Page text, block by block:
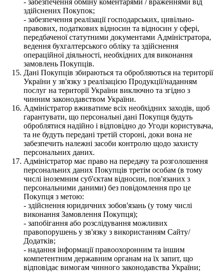
здійснених Покупок;
- забезпечення реалізації господарських, цивільно-
правових, податкових відносин та відносин у сфері,
передбаченої статутними документами Адміністратора,
ведення бухгалтерського обліку та здійснення
операційної діяльності, необхідних для виконання
замовлень Покупців.
Дані Покупців збираються та обробляються на території
України у зв'язку з реалізацією Продукції/наданням
послуг на території України виключно та згідно з
чинним законодавством України.
Адміністратор вживатиме всіх необхідних заходів, щоб
гарантувати, що персональні дані Покупця будуть
оброблятися надійно і відповідно до Угоди користувача,
та не будуть передані третій стороні, доки вона не
забезпечить належні засоби контролю щодо захисту
персональних даних.
Адміністратор має право на передачу та розголошення
персональних даних Покупців третім особам (в тому
числі іноземним суб'єктам відносин, пов'язаних з
персональними даними) без повідомлення про це
Покупця з метою:
- здійснення юридичних зобов'язань (у тому числі
виконання Замовлення Покупця);
- запобігання або розслідування можливих
правопорушень у зв'язку з використанням Сайту/
Додатків;
- надання інформації правоохоронним та іншим
компетентним державним органам на їх запит, що
відповідає вимогам чинного законодавства України;